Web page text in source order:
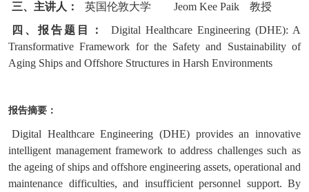
三、主讲人：
英国伦敦大学 Jeom Kee Paik
教授
四、报告题目：
Digital Healthcare Engineering (DHE): A
Transformative Framework for the Safety and Sustainability of
Aging Ships and Offshore Structures in Harsh Environments
报告摘要：
Digital Healthcare Engineering (DHE) provides an innovative
intelligent management framework to address challenges such as
the ageing of ships and offshore engineering assets, operational and
maintenance difficulties, and insufficient personnel support. By